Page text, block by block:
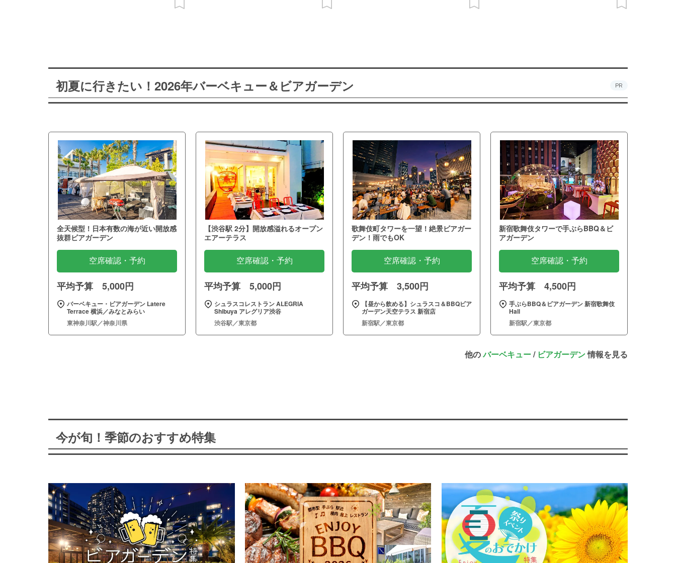
初夏に行きたい！2026年バーベキュー＆ビアガーデン PR
全天候型！日本有数の海が近い開放感
抜群ビアガーデン
空席確認・予約
平均予算 5,000円
バーベキュー・ビアガーデン Latere
Terrace 横浜／みなとみらい
東神奈川駅／神奈川県
【渋谷駅 2分】開放感溢れるオープン
エアーテラス
空席確認・予約
平均予算 5,000円
シュラスコレストラン ALEGRIA
Shibuya アレグリア渋谷
渋谷駅／東京都
歌舞伎町タワーを一望！絶景ビアガー
デン！雨でもOK
空席確認・予約
平均予算 3,500円
【昼から飲める】シュラスコ＆BBQビア
ガーデン天空テラス 新宿店
新宿駅／東京都
新宿歌舞伎タワーで手ぶらBBQ＆ビ
アガーデン
空席確認・予約
平均予算 4,500円
手ぶらBBQ＆ビアガーデン 新宿歌舞伎
Hall
新宿駅／東京都
他のバーベキュー/ ビアガーデン情報を見る
今が旬！季節のおすすめ特集